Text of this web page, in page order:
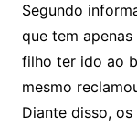
Segundo
que tem
filho ter ido ao
mesmo
Diante disso,